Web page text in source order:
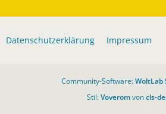
Datenschutzerklärung Impressum
Community-Software:WoltLab
Stil:Voveromvoncls-